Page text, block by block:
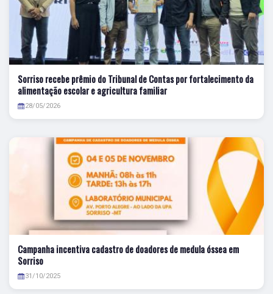
Sorriso recebe prêmio do Tribunal de Contas por fortalecimento da
alimentação escolar e agricultura familiar
28/05/2026
Campanha incentiva cadastro de doadores de medula óssea em
Sorriso
31/10/2025